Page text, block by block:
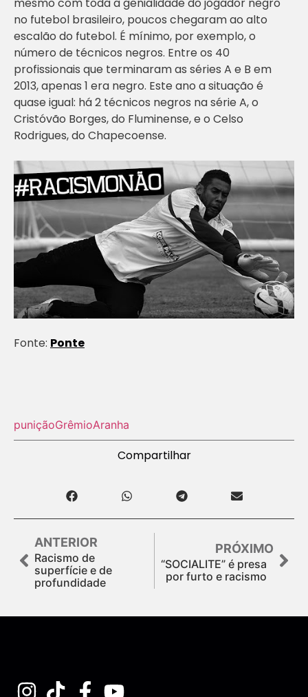
no futebol brasileiro, poucos chegaram ao alto
escalão do futebol. É mínimo, por exemplo, o
número de técnicos negros. Entre os 40
profissionais que terminaram as séries A e B em
2013, apenas 1 era negro. Este ano a situação é
quase igual: há 2 técnicos negros na série A, o
Cristóvão Borges, do Fluminense, e o Celso
Rodrigues, do Chapecoense.
Fonte: Ponte
puniçãoGrêmioAranha
Compartilhar
ANTERIOR
Racismo de
superfície e de
profundidade
PRÓXIMO
“SOCIALITE” é presa
por furto e racismo